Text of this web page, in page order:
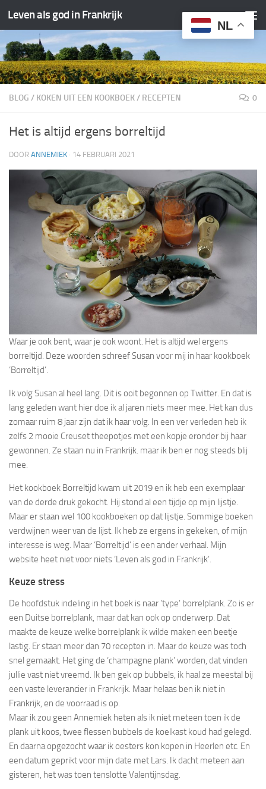
Doorgaan naar inhoud
Leven als god in Frankrijk
BLOG / KOKEN UIT EEN KOOKBOEK/ RECEPTEN 0
Het is altijd ergens borreltijd
DOOR ANNEMIEK · 14 FEBRUARI 2021
Waar je ook bent, waar je ook woont. Het is altijd wel ergens
borreltijd. Deze woorden schreef Susan voor mij in haar kookboek
‘Borreltijd’.
Ik volg Susan al heel lang. Dit is ooit begonnen op Twitter. En dat is
lang geleden want hier doe ik al jaren niets meer mee. Het kan dus
zomaar ruim 8 jaar zijn dat ik haar volg. In een ver verleden heb ik
zelfs 2 mooie Creuset theepotjes met een kopje eronder bij haar
gewonnen. Ze staan nu in Frankrijk. maar ik ben er nog steeds blij
mee.
Het kookboek Borreltijd kwam uit 2019 en ik heb een exemplaar
van de derde druk gekocht. Hij stond al een tijdje op mijn lijstje.
Maar er staan wel 100 kookboeken op dat lijstje. Sommige boeken
verdwijnen weer van de lijst. Ik heb ze ergens in gekeken, of mijn
interesse is weg. Maar ‘Borreltijd’ is een ander verhaal. Mijn
website heet niet voor niets ‘Leven als god in Frankrijk’.
Keuze stress
De hoofdstuk indeling in het boek is naar ’type’ borrelplank. Zo is er
een Duitse borrelplank, maar dat kan ook op onderwerp. Dat
maakte de keuze welke borrelplank ik wilde maken een beetje
lastig. Er staan meer dan 70 recepten in. Maar de keuze was toch
snel gemaakt. Het ging de ‘champagne plank’ worden, dat vinden
jullie vast niet vreemd. Ik ben gek op bubbels, ik haal ze meestal bij
een vaste leverancier in Frankrijk. Maar helaas ben ik niet in
Frankrijk, en de voorraad is op.
Maar ik zou geen Annemiek heten als ik niet meteen toen ik de
plank uit koos, twee flessen bubbels de koelkast koud had gelegd.
En daarna opgezocht waar ik oesters kon kopen in Heerlen etc. En
een datum geprikt voor mijn date met Lars. Ik dacht meteen aan
gisteren, het was toen tenslotte Valentijnsdag.
NL